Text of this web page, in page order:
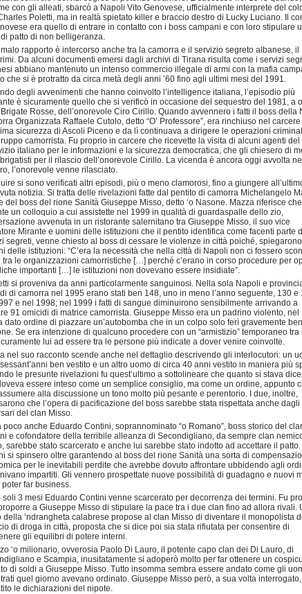
con gli alleati, sbarcò a Napoli Vito Genovese, ufficialmente interprete del
Poletti, ma in realtà spietato killer e braccio destro di Lucky Luciano. Il
era quello di entrare in contatto con i boss campani e con loro stipulare
patto di non belligeranza.
rapporto è intercorso anche tra la camorra e il servizio segreto albanese, il
Da alcuni documenti emersi dagli archivi di Tirana risulta come i servizi
abbiano mantenuto un intenso commercio illegale di armi con la mafia
che si è protratto da circa metà degli anni ’60 fino agli ultimi mesi del 1991.
degli avvenimenti che hanno coinvolto l’intelligence italiana, l’episodio più
è sicuramente quello che si verificò in occasione del sequestro del 1981, a
Rosse, dell’onorevole Ciro Cirillo. Quando avvennero i fatti il boss della
Organizzata Raffaele Cutolo, detto “O’ Professore”, era rinchiuso nel
sicurezza di Ascoli Piceno e da lì continuava a dirigere le operazioni
camorrista. Fu proprio in carcere che ricevette la visita di alcuni agenti del
italiano per le informazioni e la sicurezza democratica, che gli chiesero di
per il rilascio dell’onorevole Cirillo. La vicenda è ancora oggi avvolta
l’onorevole venne rilasciato.
si sono verificati altri episodi, più o meno clamorosi, fino a giungere
notizia. Si tratta delle rivelazioni fatte dal pentito di camorra Michelangelo
del boss del rione Sanità Giuseppe Misso, detto ‘o Nasone. Mazza riferisce che
un colloquio a cui assistette nel 1999 in qualità di guardaspalle dello zio,
avvenuta in un ristorante salernitano tra Giuseppe Misso, il suo vice
Mirante e uomini delle istituzioni che il pentito identifica come facenti parte
segreti, venne chiesto al boss di cessare le violenze in città poiché,
delle istituzioni: “C’era la necessità che nella città di Napoli non ci fossero
tra le organizzazioni camorristiche […] perché c’erano in corso procedure per
importanti […] le istituzioni non dovevano essere insidiate”.
si proveniva da anni particolarmente sanguinosi. Nella sola Napoli e
di camorra nel 1995 erano stati ben 148, uno in meno l’anno seguente, 130 e
e nel 1998; nel 1999 i fatti di sangue diminuirono sensibilmente arrivando a
91 omicidi di matrice camorrista. Giuseppe Misso era un padrino violento, nel
dato ordine di piazzare un’autobomba che in un colpo solo ferì gravemente
Se era intenzione di qualcuno procedere con un “armistizio” temporaneo tra
lui ad essere tra le persone più indicate a dover venire coinvolte.
nel suo racconto scende anche nel dettaglio descrivendo gli interlocutori: un
ben vestito e un altro uomo di circa 40 anni vestito in maniera più
le presunte rivelazioni fu quest’ultimo a sottolineare che quanto si stava
essere inteso come un semplice consiglio, ma come un ordine, appunto
alla discussione un tono molto più pesante e perentorio. I due, inoltre,
che l’opera di pacificazione del boss sarebbe stata rispettata anche dagli
del clan Misso.
poco anche Eduardo Contini, soprannominato “o Romano”, boss storico del
e cofondatore della terribile alleanza di Secondigliano, da sempre clan
sarebbe stato scarcerato e anche lui sarebbe stato indotto ad accettare il
si spinsero oltre garantendo al boss del rione Sanità una sorta di
per le inevitabili perdite che avrebbe dovuto affrontare ubbidendo agli
impartiti. Gli vennero prospettate nuove possibilità di guadagno e nuovi
poter far business.
soli 3 mesi Eduardo Contini venne scarcerato per decorrenza dei termini. Fu
a Giuseppe Misso di stipulare la pace tra i due clan fino ad allora rivali.
della ‘ndrangheta calabrese propose al clan Misso di diventare il monopolista
di droga in città, proposta che si dice poi sia stata rifiutata per consentire di
gli equilibri di potere interni.
‘o milionario, ovverosia Paolo Di Lauro, il potente capo clan dei Di Lauro, di
e Scampia, inusitatamente si adoperò molto per far ottenere un
di soldi a Giuseppe Misso. Tutto insomma sembra essere andato come gli
quel giorno avevano ordinato. Giuseppe Misso però, a sua volta
le dichiarazioni del nipote.